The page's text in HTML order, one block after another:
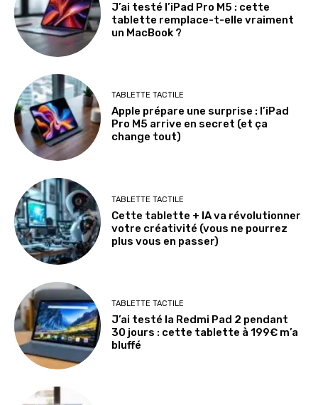
J’ai testé l’iPad Pro M5 : cette
tablette remplace-t-elle vraiment
un MacBook ?
TABLETTE TACTILE
Apple prépare une surprise : l’iPad
Pro M5 arrive en secret (et ça
change tout)
TABLETTE TACTILE
Cette tablette + IA va révolutionner
votre créativité (vous ne pourrez
plus vous en passer)
TABLETTE TACTILE
J’ai testé la Redmi Pad 2 pendant
30 jours : cette tablette à 199€ m’a
bluffé